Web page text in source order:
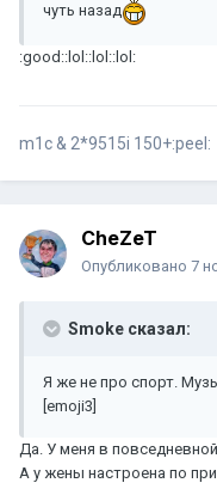
чуть назад
:good::lol::lol::lol:
m1c & 2*9515i 150+:peel:
CheZeT
Опубликовано 7
Smoke сказал:
Я же не про спорт.
[emoji3]
Да. У меня в
А у жены настроена по